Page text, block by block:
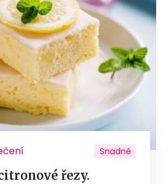
Snadné
řezy.